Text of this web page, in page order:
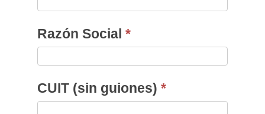
Razón Social *
CUIT (sin guiones) *